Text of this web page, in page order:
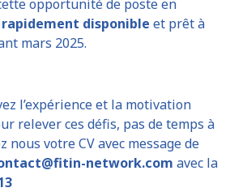
opportunité de poste en
disponible et prêt à
mars 2025.
l’expérience et la motivation
relever ces défis, pas de temps à
nous votre CV avec message de
network.com avec la